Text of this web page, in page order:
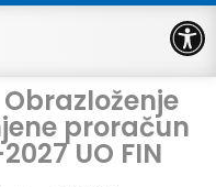
proračun
UO FIN